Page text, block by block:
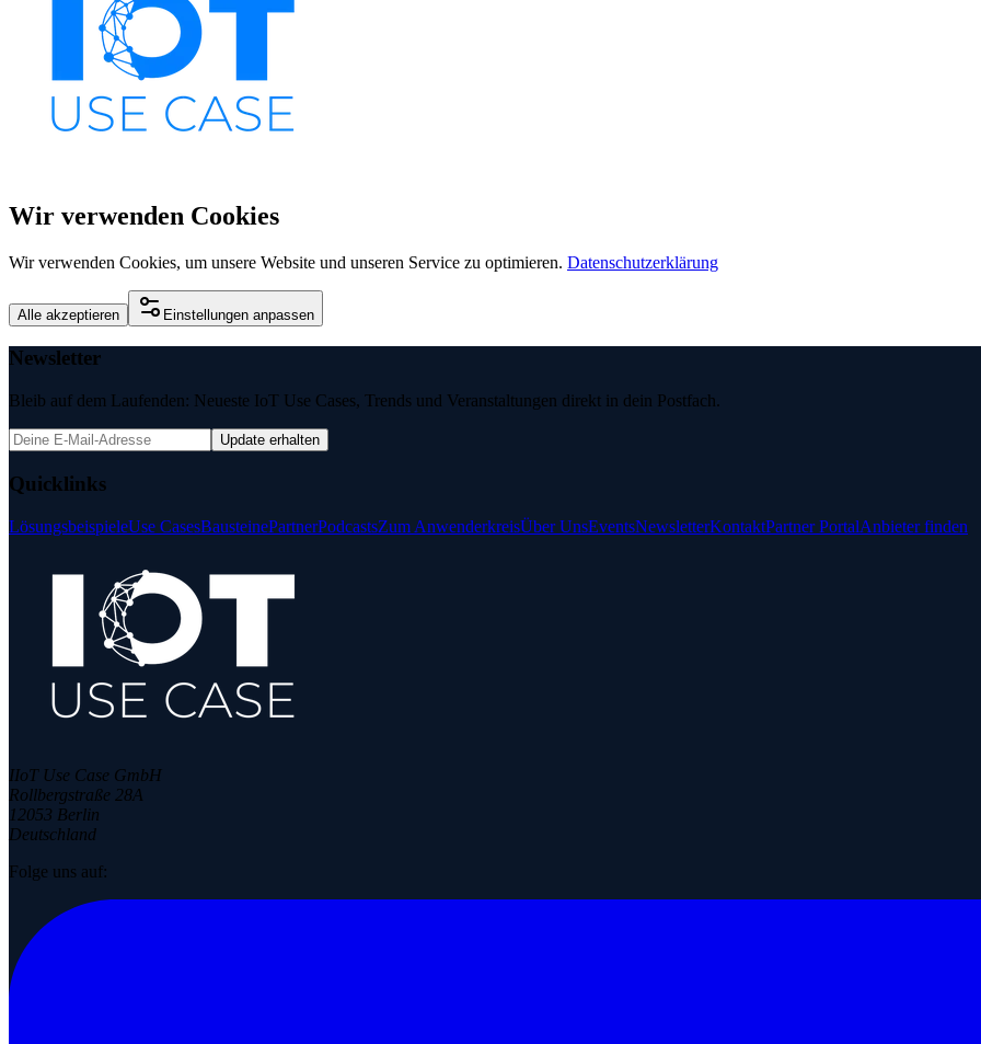
Wir verwenden Cookies
Wir verwenden Cookies, um unsere Website und unseren Service zu optimieren. Datenschutzerklärung
Alle akzeptieren Einstellungen anpassen
Newsletter
Bleib auf dem Laufenden: Neueste IoT Use Cases, Trends und Veranstaltungen direkt in dein Postfach.
Update erhalten
Quicklinks
LösungsbeispieleUse CasesBausteinePartnerPodcastsZum AnwenderkreisÜber UnsEventsNewsletterKontaktPartner PortalAnbieter finden
IIoT Use Case GmbH
Rollbergstraße 28A
12053 Berlin
Deutschland
Folge uns auf: